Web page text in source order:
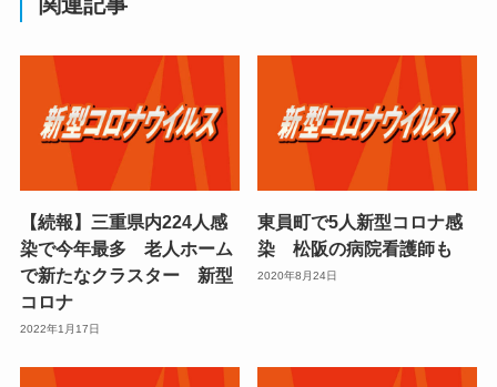
【続報】三重県内224人感
染で今年最多 老人ホーム
で新たなクラスター 新型
コロナ
2022年1月17日
東員町で5人新型コロナ感
染 松阪の病院看護師も
2020年8月24日